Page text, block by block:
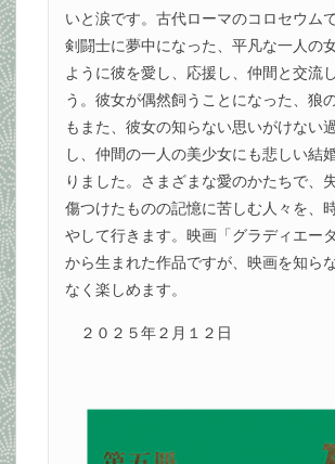
いと涙です。古代ローマのコロセウム
剣闘士に夢中になった、平凡な一人の
ように彼を愛し、応援し、仲間と交流
う。彼女が偶然飼うことになった、狼
もまた、彼女の知らない思いがけない
し、仲間の一人の美少女にも悲しい結
りました。さまざまな愛のかたちで、
傷つけたものの記憶に苦しむ人々を、
やして行きます。映画「グラディエー
から生まれた作品ですが、映画を知ら
なく楽しめます。
２０２５年２月１２日